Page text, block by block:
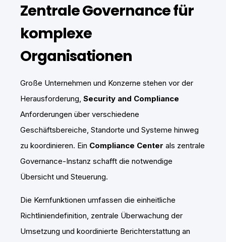
Zentrale Governance für
komplexe
Organisationen
Große Unternehmen und Konzerne stehen vor der
Herausforderung, Security and Compliance
Anforderungen über verschiedene
Geschäftsbereiche, Standorte und Systeme hinweg
zu koordinieren. Ein Compliance Center als zentrale
Governance-Instanz schafft die notwendige
Übersicht und Steuerung.
Die Kernfunktionen umfassen die einheitliche
Richtliniendefinition, zentrale Überwachung der
Umsetzung und koordinierte Berichterstattung an